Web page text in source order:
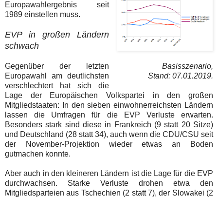
Basisszenario,
Stand: 07.01.2019.
Europawahlergebnis seit
1989 einstellen muss.
EVP in großen Ländern
schwach
Gegenüber der letzten
Europawahl am deutlichsten
verschlechtert hat sich die
Lage der Europäischen Volkspartei in den großen
Mitgliedstaaten: In den sieben einwohnerreichsten Ländern
lassen die Umfragen für die EVP Verluste erwarten.
Besonders stark sind diese in Frankreich (9 statt 20 Sitze)
und Deutschland (28 statt 34), auch wenn die CDU/CSU seit
der November-Projektion wieder etwas an Boden
gutmachen konnte.
Aber auch in den kleineren Ländern ist die Lage für die EVP
durchwachsen. Starke Verluste drohen etwa den
Mitgliedsparteien aus Tschechien (2 statt 7), der Slowakei (2